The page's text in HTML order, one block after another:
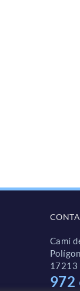
Camí
17213
972